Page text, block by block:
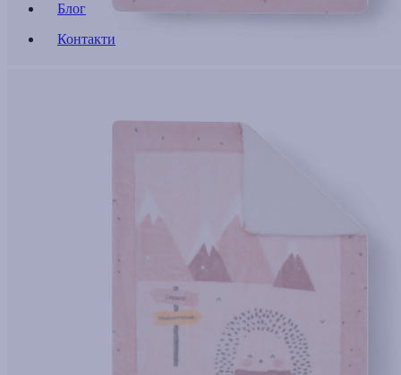
Блог
Контакти